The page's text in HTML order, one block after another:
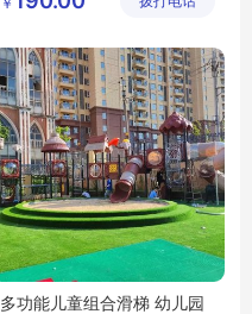
儿童玩具车
多功能儿童组合滑梯 幼儿园